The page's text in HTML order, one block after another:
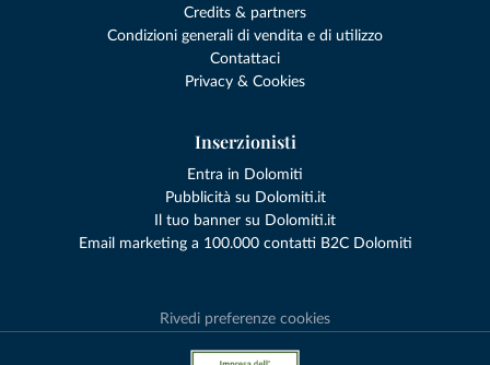
Credits & partners
Condizioni generali di vendita e di utilizzo
Contattaci
Privacy & Cookies
Inserzionisti
Entra in Dolomiti
Pubblicità su Dolomiti.it
Il tuo banner su Dolomiti.it
Email marketing a 100.000 contatti B2C Dolomiti
Rivedi preferenze cookies